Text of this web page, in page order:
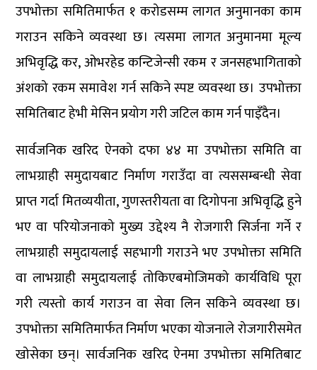
उपभोक्ता समितिमार्फत १ करोडसम्म लागत अनुमानका काम
गराउन सकिने व्यवस्था छ। त्यसमा लागत अनुमानमा मूल्य
अभिवृद्धि कर, ओभरहेड कन्टिजेन्सी रकम र जनसहभागिताको
अंशको रकम समावेश गर्न सकिने स्पष्ट व्यवस्था छ। उपभोक्ता
समितिबाट हेभी मेसिन प्रयोग गरी जटिल काम गर्न पाइँदैन।
सार्वजनिक खरिद ऐनको दफा ४४ मा उपभोक्ता समिति वा
लाभग्राही समुदायबाट निर्माण गराउँदा वा त्यससम्बन्धी सेवा
प्राप्त गर्दा मितव्ययीता, गुणस्तरीयता वा दिगोपना अभिवृद्धि हुने
भए वा परियोजनाको मुख्य उद्देश्य नै रोजगारी सिर्जना गर्ने र
लाभग्राही समुदायलाई सहभागी गराउने भए उपभोक्ता समिति
वा लाभग्राही समुदायलाई तोकिएबमोजिमको कार्यविधि पूरा
गरी त्यस्तो कार्य गराउन वा सेवा लिन सकिने व्यवस्था छ।
उपभोक्ता समितिमार्फत निर्माण भएका योजनाले रोजगारीसमेत
खोसेका छन्। सार्वजनिक खरिद ऐनमा उपभोक्ता समितिबाट